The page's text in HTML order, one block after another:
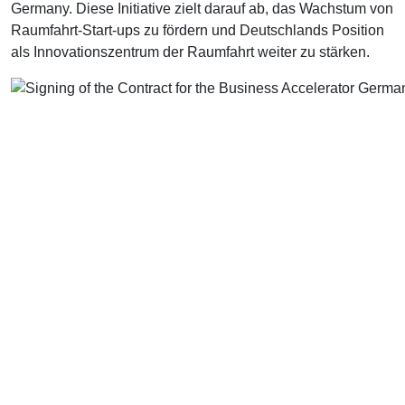
Germany. Diese Initiative zielt darauf ab, das Wachstum von
Raumfahrt-Start-ups zu fördern und Deutschlands Position
als Innovationszentrum der Raumfahrt weiter zu stärken.